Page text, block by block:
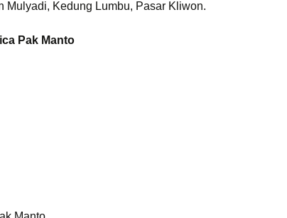
Mulyadi, Kedung Lumbu, Pasar Kliwon.
Pak Manto